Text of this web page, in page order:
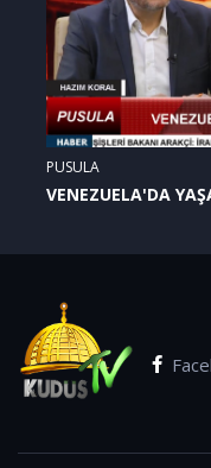
PUSULA
VENEZUELA'DA